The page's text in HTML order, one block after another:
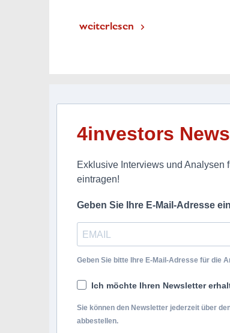
weiterlesen
4investors
Exklusive Interviews und Analysen
eintragen!
Geben Sie Ihre E-Mail-Adresse
Geben Sie bitte Ihre E-Mail-Adresse für die
Ich möchte Ihren Newsletter
Sie können den Newsletter jederzeit über
abbestellen.